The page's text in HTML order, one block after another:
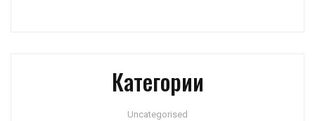
Категории
Uncategorised